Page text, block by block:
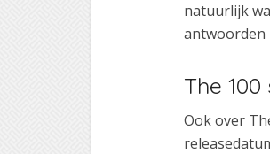
natuurlijk
antwoorden
The
Ook over